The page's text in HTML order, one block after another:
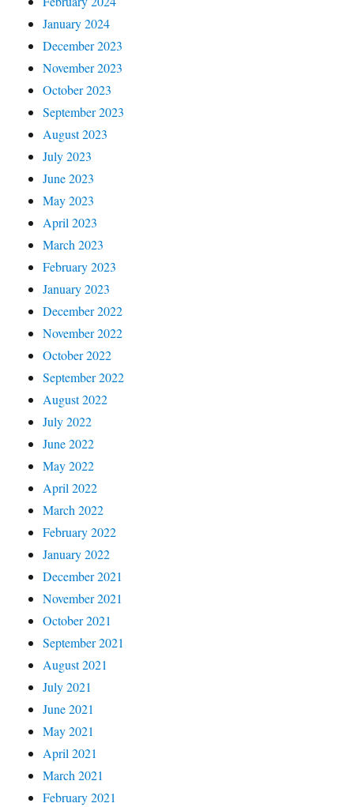
January 2024
December 2023
November 2023
October 2023
September 2023
August 2023
July 2023
June 2023
May 2023
April 2023
March 2023
February 2023
January 2023
December 2022
November 2022
October 2022
September 2022
August 2022
July 2022
June 2022
May 2022
April 2022
March 2022
February 2022
January 2022
December 2021
November 2021
October 2021
September 2021
August 2021
July 2021
June 2021
May 2021
April 2021
March 2021
February 2021